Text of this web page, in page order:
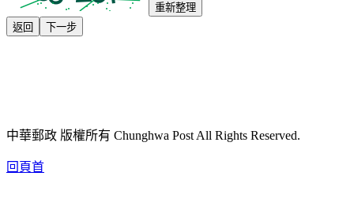
重新整理
返回
下一步
中華郵政 版權所有 Chunghwa Post All Rights Reserved.
回頁首